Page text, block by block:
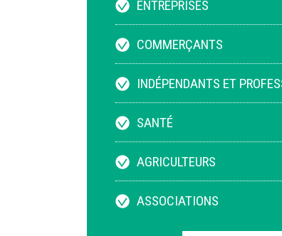
ENTREPRISES
COMMERÇANTS
INDÉPENDANTS ET
SANTÉ
AGRICULTEURS
ASSOCIATIONS